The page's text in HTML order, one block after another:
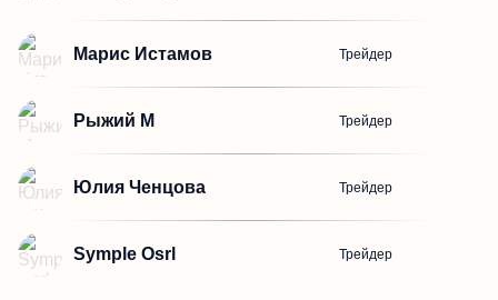
Марис Истамов Трейдер
Рыжий М Трейдер
Юлия Ченцова Трейдер
Symple Osrl Трейдер